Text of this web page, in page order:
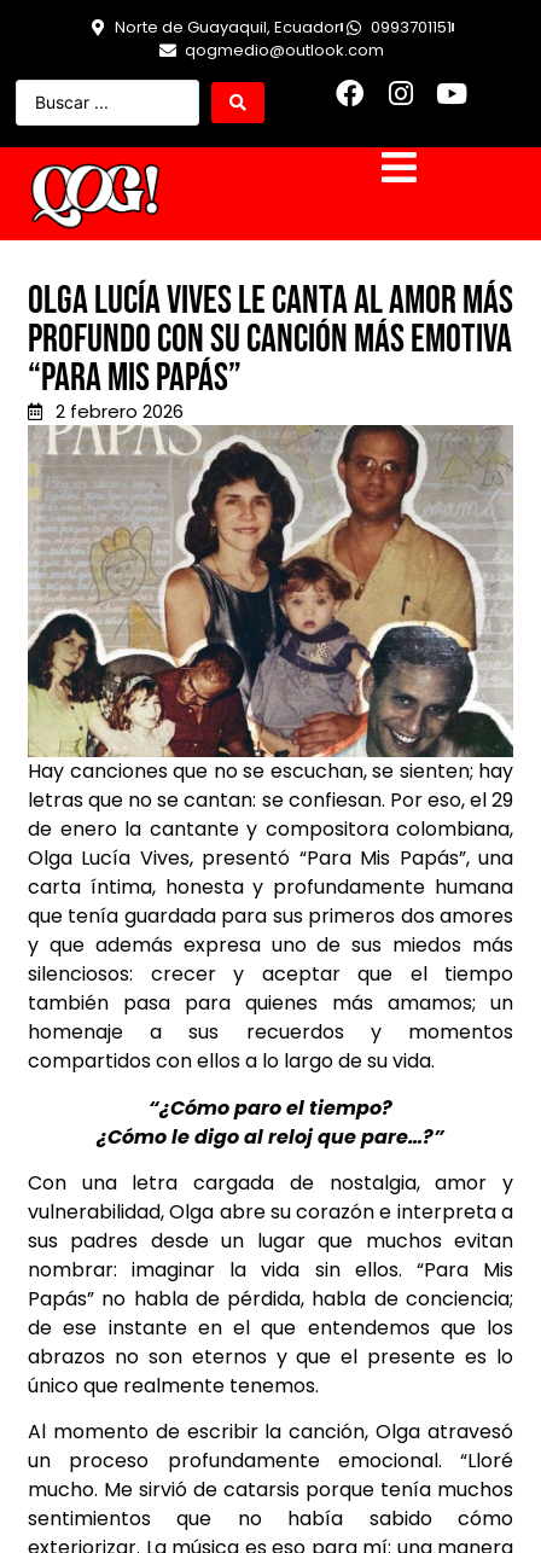
Norte de Guayaquil, Ecuador
0993701151
qogmedio@outlook.com
Olga Lucía Vives le canta al amor más
profundo con su canción más emotiva
“Para Mis Papás”
2 febrero 2026
Hay canciones que no se escuchan, se sienten; hay
letras que no se cantan: se confiesan. Por eso, el 29
de enero la cantante y compositora colombiana,
Olga Lucía Vives, presentó “Para Mis Papás”, una
carta íntima, honesta y profundamente humana
que tenía guardada para sus primeros dos amores
y que además expresa uno de sus miedos más
silenciosos: crecer y aceptar que el tiempo
también pasa para quienes más amamos; un
homenaje a sus recuerdos y momentos
compartidos con ellos a lo largo de su vida.
“¿Cómo paro el tiempo?
¿Cómo le digo al reloj que pare…?”
Con una letra cargada de nostalgia, amor y
vulnerabilidad, Olga abre su corazón e interpreta a
sus padres desde un lugar que muchos evitan
nombrar: imaginar la vida sin ellos. “Para Mis
Papás” no habla de pérdida, habla de conciencia;
de ese instante en el que entendemos que los
abrazos no son eternos y que el presente es lo
único que realmente tenemos.
Al momento de escribir la canción, Olga atravesó
un proceso profundamente emocional. “Lloré
mucho. Me sirvió de catarsis porque tenía muchos
sentimientos que no había sabido cómo